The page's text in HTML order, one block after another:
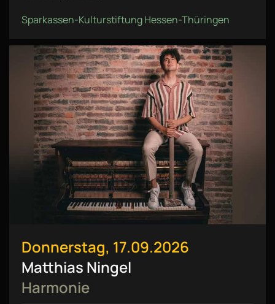
Sparkassen-Kulturstiftung Hessen-Thüringen
Donnerstag, 17.09.2026
Matthias Ningel
Harmonie